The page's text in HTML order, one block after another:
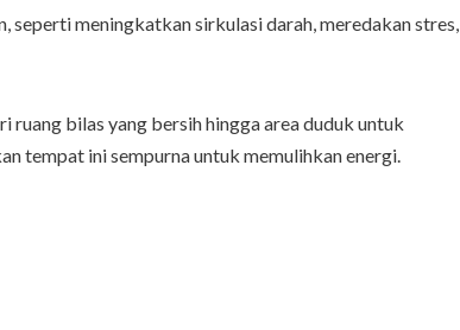
seperti meningkatkan sirkulasi darah, meredakan stres,
bilas yang bersih hingga area duduk untuk
tempat ini sempurna untuk memulihkan energi.